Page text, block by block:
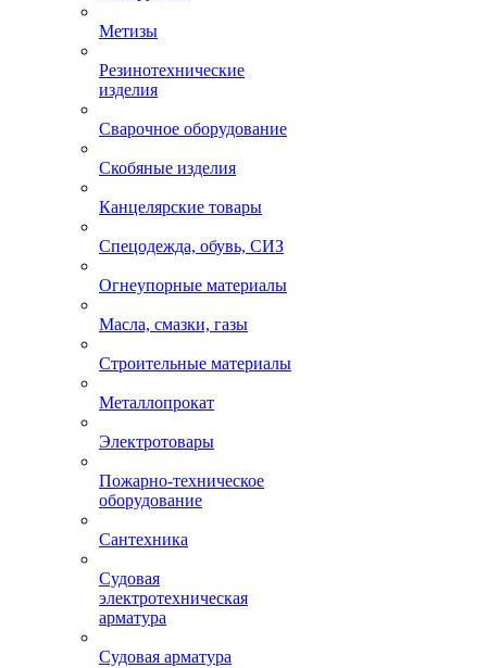
Метизы
Резинотехнические
изделия
Сварочное оборудование
Скобяные изделия
Канцелярские товары
Спецодежда, обувь, СИЗ
Огнеупорные материалы
Масла, смазки, газы
Строительные материалы
Металлопрокат
Электротовары
Пожарно-техническое
оборудование
Сантехника
Судовая
электротехническая
арматура
Судовая арматура